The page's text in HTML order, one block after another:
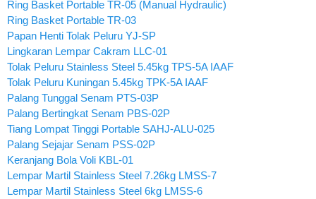
Ring Basket Portable TR-05 (Manual Hydraulic)
Ring Basket Portable TR-03
Papan Henti Tolak Peluru YJ-SP
Lingkaran Lempar Cakram LLC-01
Tolak Peluru Stainless Steel 5.45kg TPS-5A IAAF
Tolak Peluru Kuningan 5.45kg TPK-5A IAAF
Palang Tunggal Senam PTS-03P
Palang Bertingkat Senam PBS-02P
Tiang Lompat Tinggi Portable SAHJ-ALU-025
Palang Sejajar Senam PSS-02P
Keranjang Bola Voli KBL-01
Lempar Martil Stainless Steel 7.26kg LMSS-7
Lempar Martil Stainless Steel 6kg LMSS-6